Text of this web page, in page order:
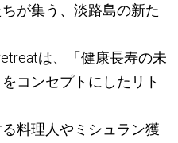
が集う、淡路島の新た
は、「健康長寿の未
コンセプトにしたリト
料理人やミシュラン獲